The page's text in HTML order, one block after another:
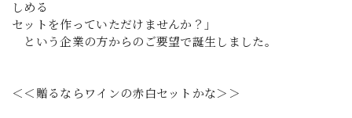
しめる
セットを作っていただけませんか？」
という企業の方からのご要望で誕生しました。
＜＜贈るならワインの赤白セットかな＞＞